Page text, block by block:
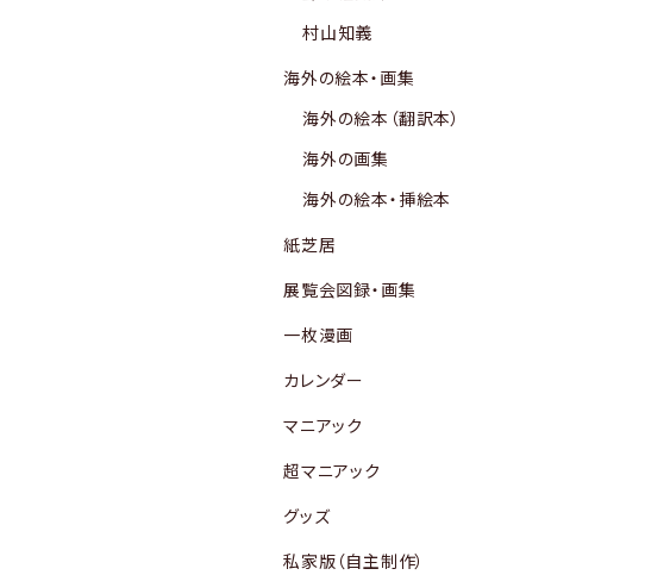
村山知義
海外の絵本・画集
海外の絵本（翻訳本）
海外の画集
海外の絵本・挿絵本
紙芝居
展覧会図録・画集
一枚漫画
カレンダー
マニアック
超マニアック
グッズ
私家版（自主制作）